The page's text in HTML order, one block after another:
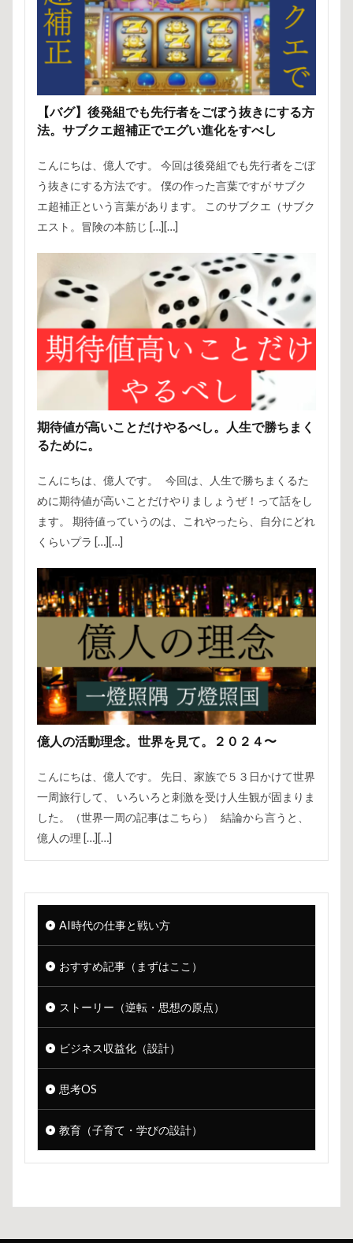
【バグ】後発組でも先行者をごぼう抜きにする方
法。サブクエ超補正でエグい進化をすべし
こんにちは、億人です。 今回は後発組でも先行者をごぼ
う抜きにする方法です。 僕の作った言葉ですが サブク
エ超補正という言葉があります。 このサブクエ（サブク
エスト。冒険の本筋じ […][…]
期待値が高いことだけやるべし。人生で勝ちまく
るために。
こんにちは、億人です。 今回は、人生で勝ちまくるた
めに期待値が高いことだけやりましょうぜ！って話をし
ます。 期待値っていうのは、これやったら、自分にどれ
くらいプラ […][…]
億人の活動理念。世界を見て。２０２４〜
こんにちは、億人です。 先日、家族で５３日かけて世界
一周旅行して、 いろいろと刺激を受け人生観が固まりま
した。（世界一周の記事はこちら） 結論から言うと、
億人の理 […][…]
AI時代の仕事と戦い方
おすすめ記事（まずはここ）
ストーリー（逆転・思想の原点）
ビジネス収益化（設計）
思考OS
教育（子育て・学びの設計）